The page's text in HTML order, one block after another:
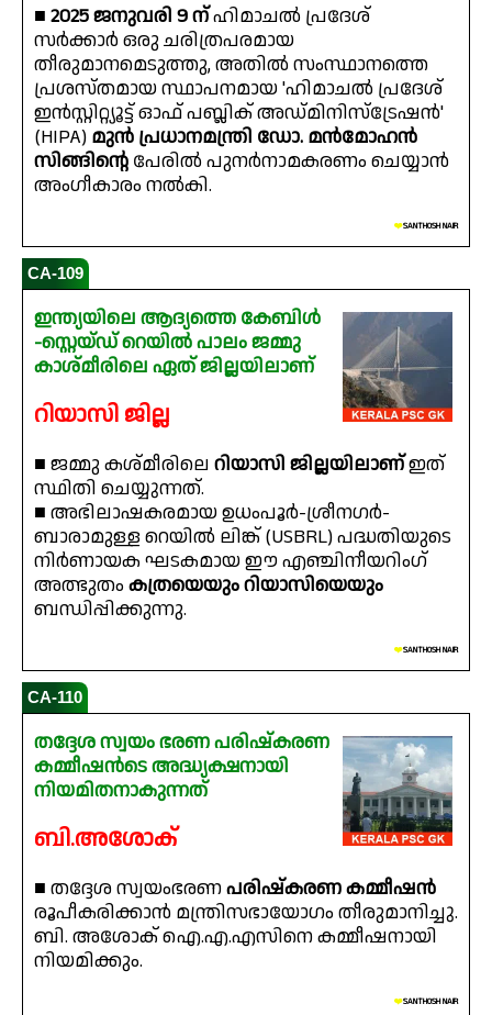
■ 2025 ജനുവരി 9 ന്ഹിമാചൽ പ്രദേശ്
സർക്കാർ ഒരു ചരിത്രപരമായ
തീരുമാനമെടുത്തു, അതിൽ സംസ്ഥാനത്തെ
പ്രശസ്തമായ സ്ഥാപനമായ 'ഹിമാചൽ പ്രദേശ്
ഇൻസ്റ്റിറ്റ്യൂട്ട് ഓഫ് പബ്ലിക് അഡ്മിനിസ്ട്രേഷൻ'
(HIPA) മുൻ പ്രധാനമന്ത്രി ഡോ. മൻമോഹൻ
സിങ്ങിന്റെ പേരിൽ പുനർനാമകരണം ചെയ്യാൻ
അംഗീകാരം നൽകി.
❤️SANTHOSH NAIR
CA-109
ഇന്ത്യയിലെ ആദ്യത്തെ കേബിൾ
-സ്റ്റെയ്ഡ് റെയിൽ പാലം ജമ്മു
കാശ്മീരിലെ ഏത് ജില്ലയിലാണ്
റിയാസി ജില്ല
■ ജമ്മു കശ്മീരിലെ റിയാസി ജില്ലയിലാണ്ഇത്
സ്ഥിതി ചെയ്യുന്നത്.
■ അഭിലാഷകരമായ ഉധംപൂർ-ശ്രീനഗർ-
ബാരാമുള്ള റെയിൽ ലിങ്ക് (USBRL) പദ്ധതിയുടെ
നിർണായക ഘടകമായ ഈ എഞ്ചിനീയറിംഗ്
അത്ഭുതം കത്രയെയും റിയാസിയെയും
ബന്ധിപ്പിക്കുന്നു.
❤️SANTHOSH NAIR
CA-110
തദ്ദേശ സ്വയം ഭരണ പരിഷ്കരണ
കമ്മീഷൻടെ അദ്ധ്യക്ഷനായി
നിയമിതനാകുന്നത്
ബി.അശോക്
■ തദ്ദേശ സ്വയംഭരണപരിഷ്‌കരണ കമ്മീഷന്‍
രൂപീകരിക്കാന്‍ മന്ത്രിസഭായോഗം തീരുമാനിച്ചു.
ബി. അശോക് ഐ.എ.എസിനെ കമ്മീഷനായി
നിയമിക്കും.
❤️SANTHOSH NAIR